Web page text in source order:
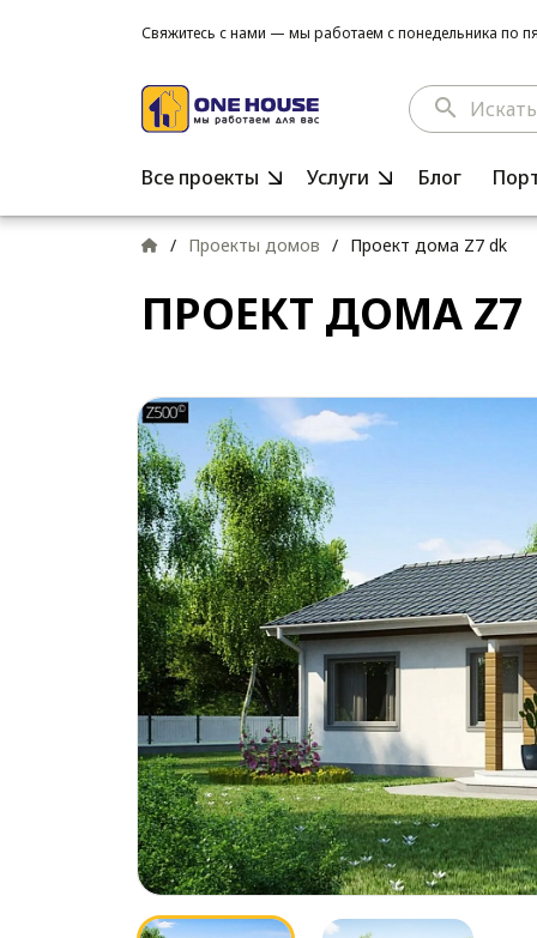
Свяжитесь с нами — мы работаем с понедельника по
search
Все проекты Услуги Блог
/ Проекты домов / Проект дома Z7 dk
ПРОЕКТ ДОМА Z7